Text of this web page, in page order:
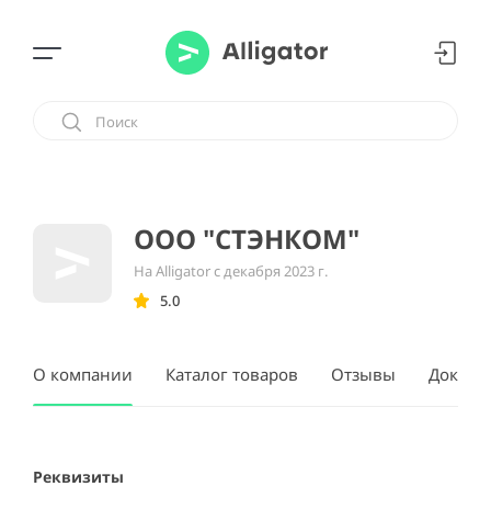
ООО "СТЭНКОМ"
На Alligator с декабря 2023 г.
5.0
О компании Каталог товаров Отзывы
Реквизиты